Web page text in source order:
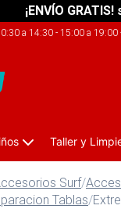
¡ENVÍO
a 14:30 - 15:00 a 19:00
Taller y
Surf/
Tablas/